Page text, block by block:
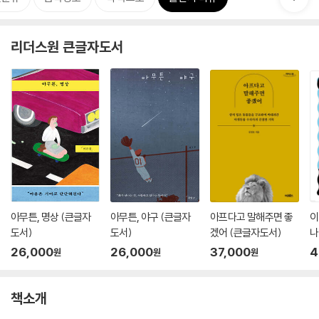
리더스원 큰글자도서
아무튼, 명상 (큰글자
도서)
26,000원
아무튼, 야구 (큰글자
도서)
26,000원
아프다고 말해주면 좋
겠어 (큰글자도서)
37,000원
책소개